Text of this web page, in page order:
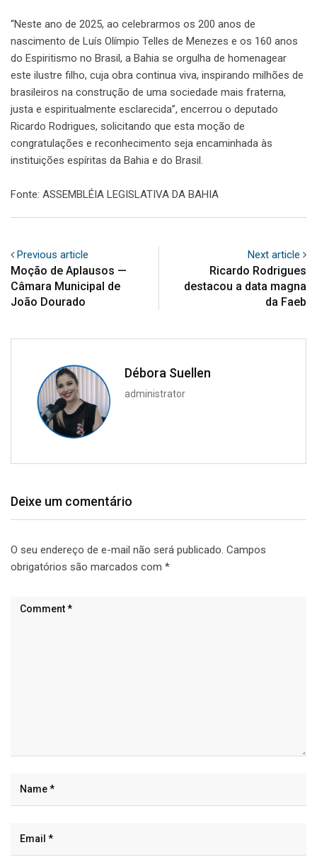
“Neste ano de 2025, ao celebrarmos os 200 anos de
nascimento de Luís Olímpio Telles de Menezes e os 160 anos
do Espiritismo no Brasil, a Bahia se orgulha de homenagear
este ilustre filho, cuja obra continua viva, inspirando milhões de
brasileiros na construção de uma sociedade mais fraterna,
justa e espiritualmente esclarecida”, encerrou o deputado
Ricardo Rodrigues, solicitando que esta moção de
congratulações e reconhecimento seja encaminhada às
instituições espíritas da Bahia e do Brasil.
Fonte: ASSEMBLÉIA LEGISLATIVA DA BAHIA
Previous article
Moção de Aplausos —
Câmara Municipal de
João Dourado
Next article
Ricardo Rodrigues
destacou a data magna
da Faeb
Débora Suellen
administrator
Deixe um comentário
O seu endereço de e-mail não será publicado. Campos
obrigatórios são marcados com *